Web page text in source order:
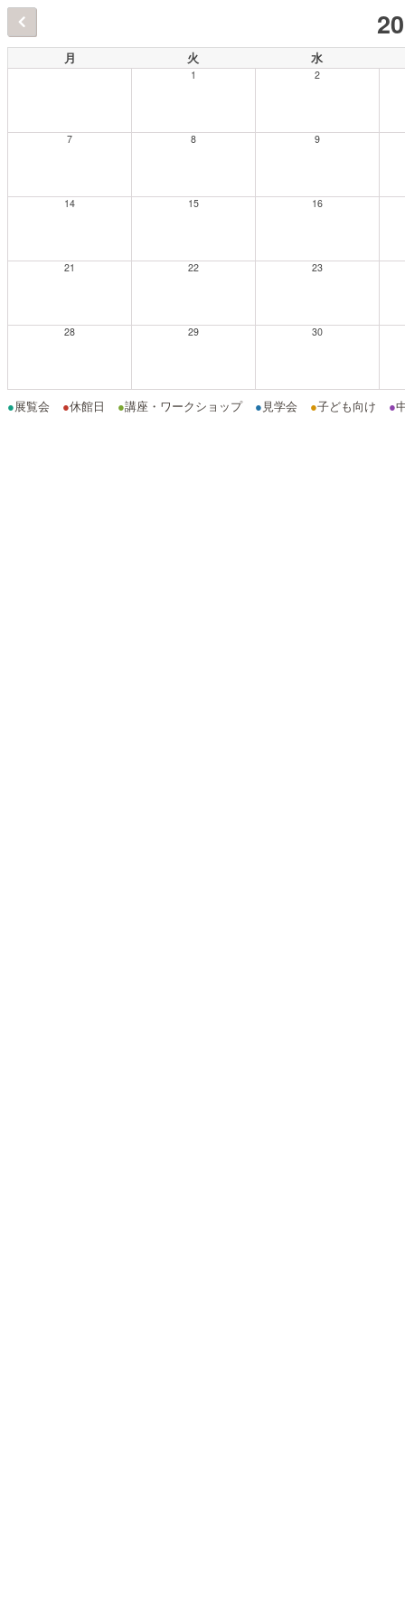
月 火 水
1 2
7 8 9
14 15 16
21 22 23
28 29 30
●展覧会 ●休館日 ●講座・ワークショップ ● 見学会 ●子ども向け ●